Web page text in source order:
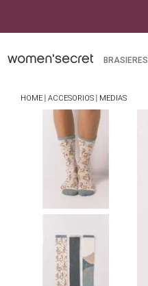
BRASIERES
ACCESORIOS MEDIAS